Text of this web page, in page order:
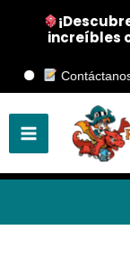
Contáctanos en
al
contenido
increíbles